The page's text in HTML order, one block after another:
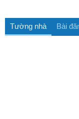
Tường nhà Bài